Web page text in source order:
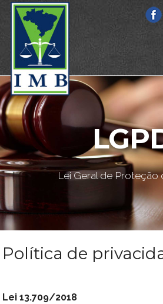
Lei Geral de Proteção
Política de
Lei 13.709/2018